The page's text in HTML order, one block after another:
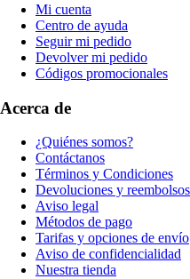
Mi cuenta
Centro de ayuda
Seguir mi pedido
Devolver mi pedido
Códigos promocionales
Acerca de
¿Quiénes somos?
Contáctanos
Términos y Condiciones
Devoluciones y reembolsos
Aviso legal
Métodos de pago
Tarifas y opciones de envío
Aviso de confidencialidad
Nuestra tienda